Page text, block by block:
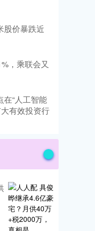
股价暴跌近
，乘联会又
“人工智能
有效投资行